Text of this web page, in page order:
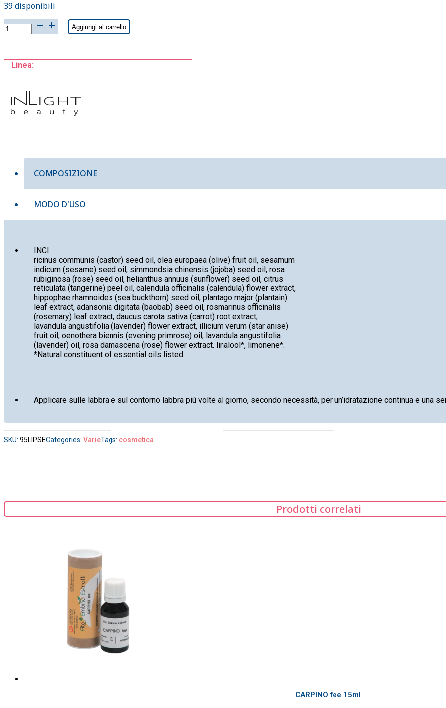
39 disponibili
Lip
Serum
10
ml
Aggiungi al carrello
Linea:
COMPOSIZIONE
MODO D'USO
INCI
ricinus communis (castor) seed oil, olea europaea (olive) fruit oil, sesamum
indicum (sesame) seed oil, simmondsia chinensis (jojoba) seed oil, rosa
rubiginosa (rose) seed oil, helianthus annuus (sunflower) seed oil, citrus
reticulata (tangerine) peel oil, calendula officinalis (calendula) flower extract,
hippophae rhamnoides (sea buckthorn) seed oil, plantago major (plantain)
leaf extract, adansonia digitata (baobab) seed oil, rosmarinus officinalis
(rosemary) leaf extract, daucus carota sativa (carrot) root extract,
lavandula angustifolia (lavender) flower extract, illicium verum (star anise)
fruit oil, oenothera biennis (evening primrose) oil, lavandula angustifolia
(lavender) oil, rosa damascena (rose) flower extract. linalool*, limonene*.
*Natural constituent of essential oils listed.
Applicare sulle labbra e sul contorno labbra più volte al giorno, secondo necessità, per un’idratazione continua e una
SKU: 95LIPSECategories: VarieTags: cosmetica
Prodotti correlati
CARPINO fee 15ml